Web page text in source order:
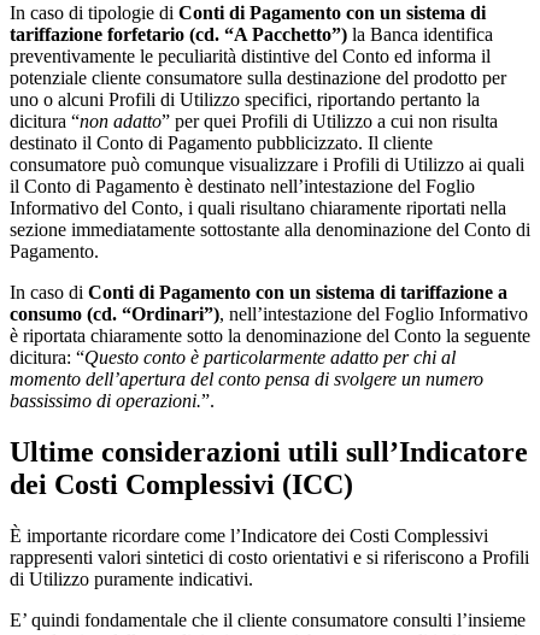
In caso di tipologie di Conti di Pagamento con un sistema di
tariffazione forfetario (cd. “A Pacchetto”) la Banca identifica
preventivamente le peculiarità distintive del Conto ed informa il
potenziale cliente consumatore sulla destinazione del prodotto per
uno o alcuni Profili di Utilizzo specifici, riportando pertanto la
dicitura “non adatto” per quei Profili di Utilizzo a cui non risulta
destinato il Conto di Pagamento pubblicizzato. Il cliente
consumatore può comunque visualizzare i Profili di Utilizzo ai quali
il Conto di Pagamento è destinato nell’intestazione del Foglio
Informativo del Conto, i quali risultano chiaramente riportati nella
sezione immediatamente sottostante alla denominazione del Conto di
Pagamento.
In caso di Conti di Pagamento con un sistema di tariffazione a
consumo (cd. “Ordinari”), nell’intestazione del Foglio Informativo
è riportata chiaramente sotto la denominazione del Conto la seguente
dicitura: “Questo conto è particolarmente adatto per chi al
momento dell’apertura del conto pensa di svolgere un numero
bassissimo di operazioni.”.
Ultime considerazioni utili sull’Indicatore
dei Costi Complessivi (ICC)
È importante ricordare come l’Indicatore dei Costi Complessivi
rappresenti valori sintetici di costo orientativi e si riferiscono a Profili
di Utilizzo puramente indicativi.
E’ quindi fondamentale che il cliente consumatore consulti l’insieme